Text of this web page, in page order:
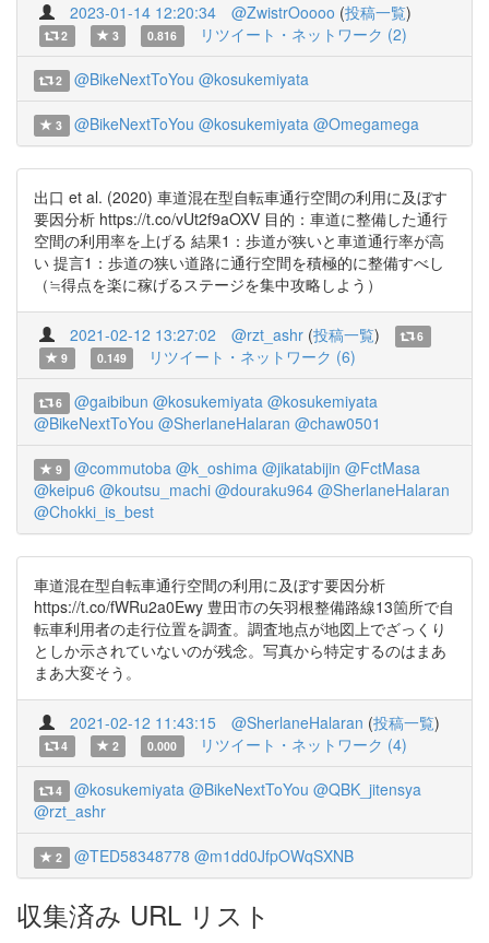
2023-01-14 12:20:34 @ZwistrOoooo (投稿一覧)
2 3 0.816 リツイート・ネットワーク (2)
2 @BikeNextToYou @kosukemiyata
3 @BikeNextToYou @kosukemiyata @Omegamega
出口 et al. (2020) 車道混在型自転車通行空間の利用に及ぼす
要因分析 https://t.co/vUt2f9aOXV 目的：車道に整備した通行
空間の利用率を上げる 結果1：歩道が狭いと車道通行率が高
い 提言1：歩道の狭い道路に通行空間を積極的に整備すべし
（≒得点を楽に稼げるステージを集中攻略しよう）
2021-02-12 13:27:02 @rzt_ashr (投稿一覧)
6
9
0.149 リツイート・ネットワーク (6)
6 @gaibibun @kosukemiyata @kosukemiyata
@BikeNextToYou @SherlaneHalaran @chaw0501
9 @commutoba @k_oshima @jikatabijin @FctMasa
@keipu6 @koutsu_machi @douraku964 @SherlaneHalaran
@Chokki_is_best
車道混在型自転車通行空間の利用に及ぼす要因分析
https://t.co/fWRu2a0Ewy 豊田市の矢羽根整備路線13箇所で自
転車利用者の走行位置を調査。調査地点が地図上でざっくり
としか示されていないのが残念。写真から特定するのはまあ
まあ大変そう。
2021-02-12 11:43:15 @SherlaneHalaran (投稿一覧)
4 2 0.000 リツイート・ネットワーク (4)
4 @kosukemiyata @BikeNextToYou @QBK_jitensya
@rzt_ashr
2 @TED58348778 @m1dd0JfpOWqSXNB
収集済み URL リスト